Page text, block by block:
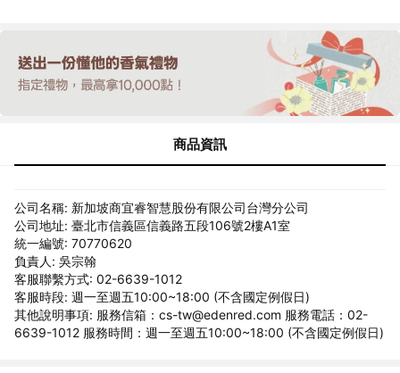
商品資訊
公司名稱: 新加坡商宜睿智慧股份有限公司台灣分公司
公司地址: 臺北市信義區信義路五段106號2樓A1室
統一編號: 70770620
負責人: 吳宗翰
客服聯繫方式: 02-6639-1012
客服時段: 週一至週五10:00~18:00 (不含國定例假日)
其他說明事項: 服務信箱：cs-tw@edenred.com 服務電話：02-
6639-1012 服務時間：週一至週五10:00~18:00 (不含國定例假日)